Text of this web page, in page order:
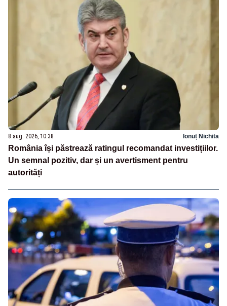
8 aug. 2026, 10:38 Ionuț Nichita
România își păstrează ratingul recomandat investițiilor.
Un semnal pozitiv, dar și un avertisment pentru
autorități